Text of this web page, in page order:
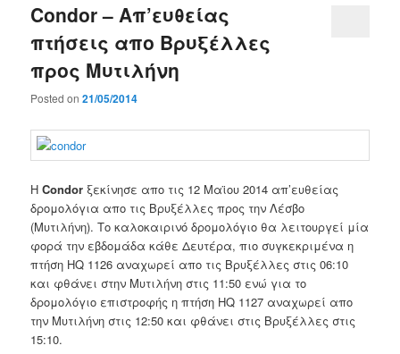
Condor – Απ’ευθείας
πτήσεις απο Βρυξέλλες
προς Μυτιλήνη
Posted on21/05/2014
ΗCondor ξεκίνησε απο τις 12 Μαϊου 2014 απ’ευθείας
δρομολόγια απο τις Βρυξέλλες προς την Λέσβο
(Μυτιλήνη). Το καλοκαιρινό δρομολόγιο θα λειτουργεί μία
φορά την εβδομάδα κάθε Δευτέρα, πιο συγκεκριμένα η
πτήση HQ 1126 αναχωρεί απο τις Βρυξέλλες στις 06:10
και φθάνει στην Μυτιλήνη στις 11:50 ενώ για το
δρομολόγιο επιστροφής η πτήση HQ 1127 αναχωρεί απο
την Μυτιλήνη στις 12:50 και φθάνει στις Βρυξέλλες στις
15:10.